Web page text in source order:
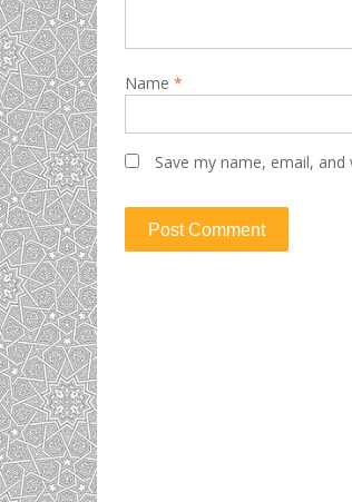
Name *
Save my name, email,